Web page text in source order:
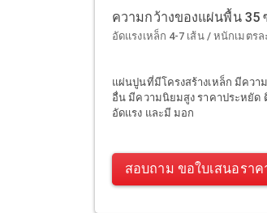
ความกว้างของแผ่นพื้น 35
อัดแรงเหล็ก 4-7 เส้น / หนักเมตรล
แผ่นปูนที่มีโครงสร้างเหล็ก มีควา
อื่น มีความนิยมสูง ราคาประหยัด
อัดแรง และมี มอก
สอบถาม ขอใบเสนอราค